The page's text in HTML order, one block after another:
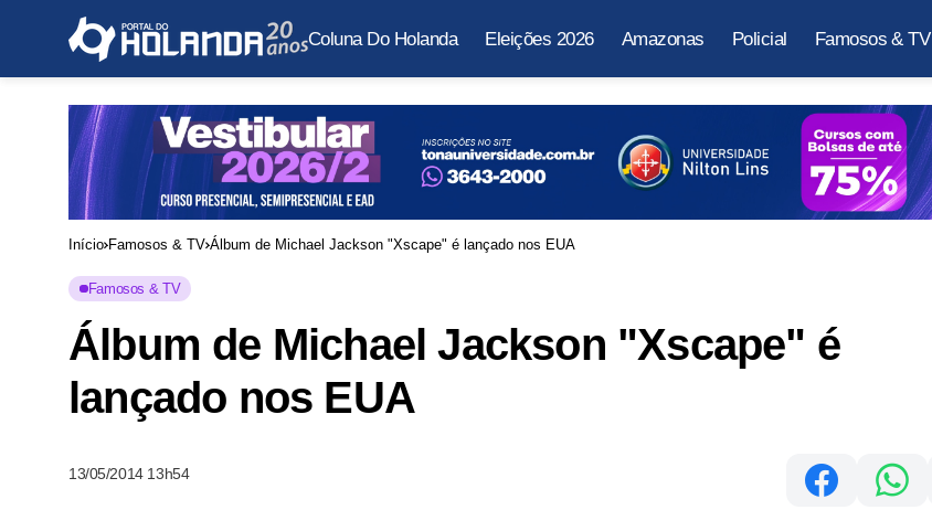
Coluna Do Holanda Eleições 2026 Amazonas Policial Famosos & TV
Início Famosos & TV Álbum de Michael Jackson "Xscape" é lançado nos EUA
Famosos & TV
Álbum de Michael Jackson "Xscape" é
lançado nos EUA
13/05/2014 13h54